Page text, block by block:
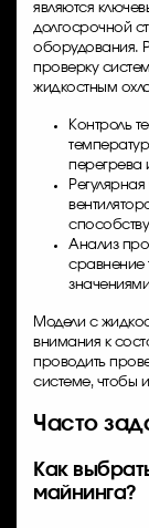
являются
долгосрочной
оборудования.
проверку
жидкостным
Контроль
перегрева
Анализ
сравнение
Модели с
внимания к
проводить
системе, чтобы
Часто
Как
майнинга?